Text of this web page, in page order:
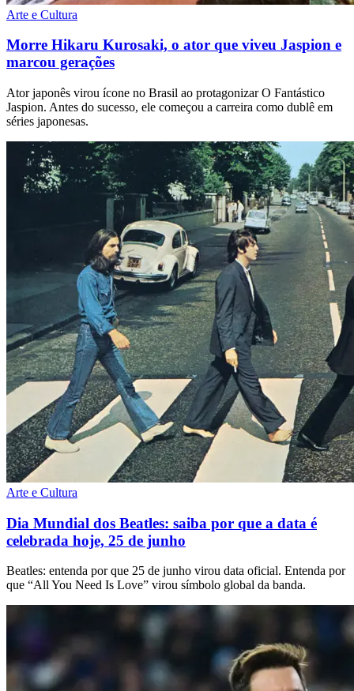
Arte e Cultura
Morre Hikaru Kurosaki, o ator que viveu Jaspion e
marcou gerações
Ator japonês virou ícone no Brasil ao protagonizar O Fantástico
Jaspion. Antes do sucesso, ele começou a carreira como dublê em
séries japonesas.
Arte e Cultura
Dia Mundial dos Beatles: saiba por que a data é
celebrada hoje, 25 de junho
Beatles: entenda por que 25 de junho virou data oficial. Entenda por
que “All You Need Is Love” virou símbolo global da banda.